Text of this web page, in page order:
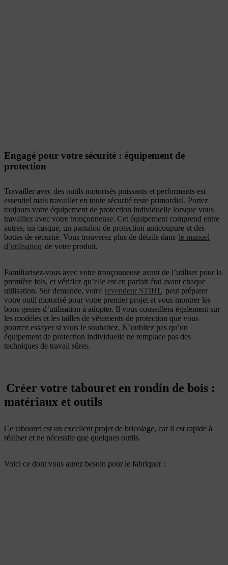
Engagé pour votre sécurité : équipement de
protection
Travailler avec des outils motorisés puissants et performants est
essentiel mais travailler en toute sécurité reste primordial. Portez
toujours votre équipement de protection individuelle lorsque vous
travaillez avec votre tronçonneuse. Cet équipement comprend entre
autres, un casque, un pantalon de protection anticoupure et des
bottes de sécurité. Vous trouverez plus de détails dans le manuel
d’utilisation de votre produit.
Familiarisez-vous avec votre tronçonneuse avant de l’utiliser pour la
première fois, et vérifiez qu’elle est en parfait état avant chaque
utilisation. Sur demande, votre revendeur STIHL peut préparer
votre outil motorisé pour votre premier projet et vous montrer les
bons gestes d’utilisation à adopter. Il vous conseillera également sur
les modèles et les tailles de vêtements de protection que vous
pourrez essayer si vous le souhaitez. N’oubliez pas qu’un
équipement de protection individuelle ne remplace pas des
techniques de travail sûres.
Créer votre tabouret en rondin de bois :
matériaux et outils
Ce tabouret est un excellent projet de bricolage, car il est rapide à
réaliser et ne nécessite que quelques outils.
Voici ce dont vous aurez besoin pour le fabriquer :